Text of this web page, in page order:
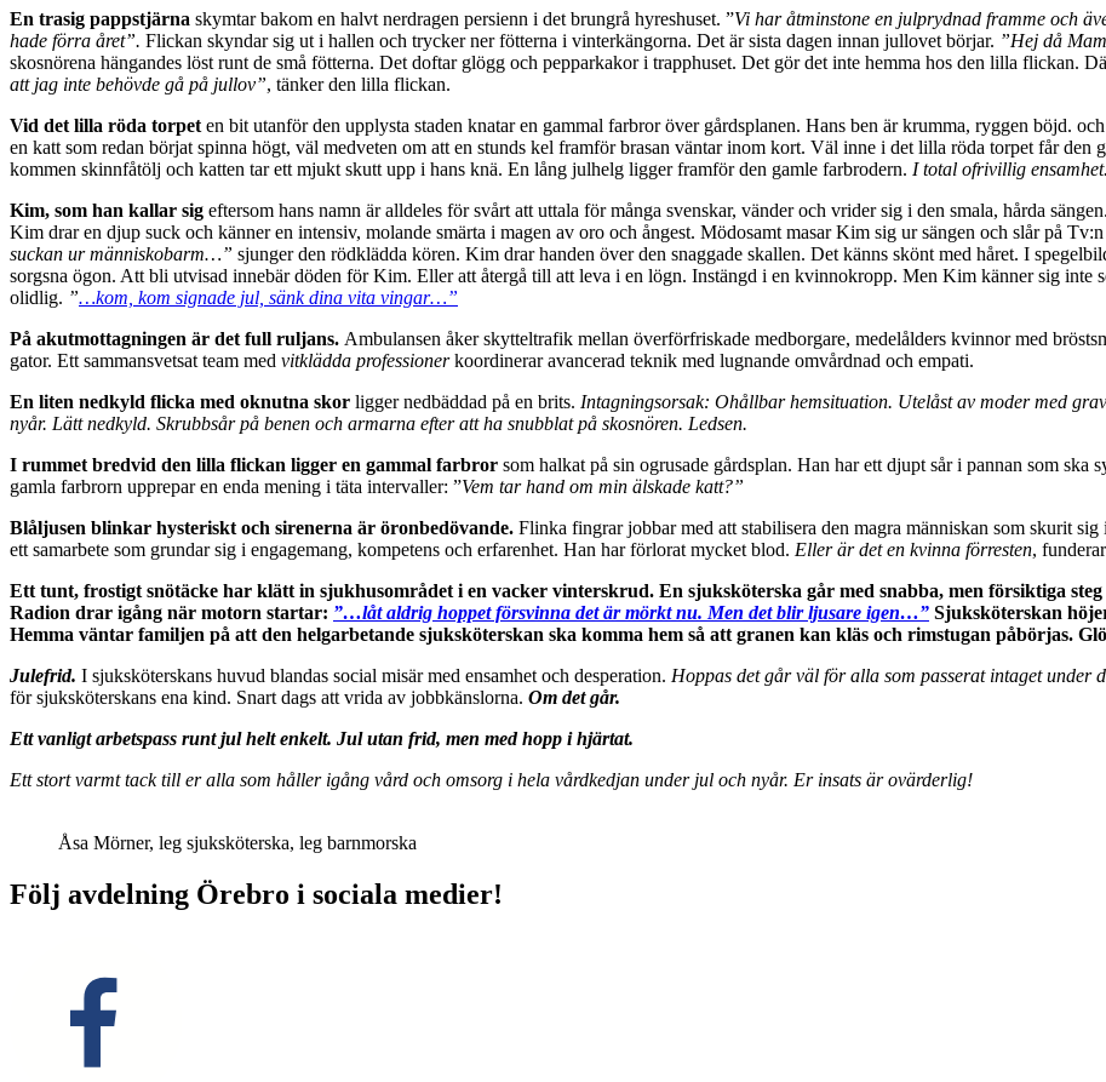
En trasig pappstjärna skymtar bakom en halvt nerdragen persienn i det brungrå hyreshuset. ”Vi har åtminstone en julprydnad framme och
hade förra året”. Flickan skyndar sig ut i hallen och trycker ner fötterna i vinterkängorna. Det är sista dagen innan jullovet börjar. ”Hej då
skosnörena hängandes löst runt de små fötterna. Det doftar glögg och pepparkakor i trapphuset. Det gör det inte hemma hos den lilla flickan.
att jag inte behövde gå på jullov”, tänker den lilla flickan.
Vid det lilla röda torpet en bit utanför den upplysta staden knatar en gammal farbror över gårdsplanen. Hans ben är krumma, ryggen böjd.
en katt som redan börjat spinna högt, väl medveten om att en stunds kel framför brasan väntar inom kort. Väl inne i det lilla röda torpet får den
kommen skinnfåtölj och katten tar ett mjukt skutt upp i hans knä. En lång julhelg ligger framför den gamle farbrodern. I total ofrivillig ensamhet.
Kim, som han kallar sig eftersom hans namn är alldeles för svårt att uttala för många svenskar, vänder och vrider sig i den smala, hårda
Kim drar en djup suck och känner en intensiv, molande smärta i magen av oro och ångest. Mödosamt masar Kim sig ur sängen och slår på
suckan ur människobarm…” sjunger den rödklädda kören. Kim drar handen över den snaggade skallen. Det känns skönt med håret. I
sorgsna ögon. Att bli utvisad innebär döden för Kim. Eller att återgå till att leva i en lögn. Instängd i en kvinnokropp. Men Kim känner sig
olidlig. ”…kom, kom signade jul, sänk dina vita vingar…”
På akutmottagningen är det full ruljans. Ambulansen åker skytteltrafik mellan överförfriskade medborgare, medelålders kvinnor med
gator. Ett sammansvetsat team med vitklädda professionerkoordinerar avancerad teknik med lugnande omvårdnad och empati.
En liten nedkyld flicka med oknutna skor ligger nedbäddad på en brits. Intagningsorsak: Ohållbar hemsituation. Utelåst av moder med
nyår. Lätt nedkyld. Skrubbsår på benen och armarna efter att ha snubblat på skosnören. Ledsen.
I rummet bredvid den lilla flickan ligger en gammal farbror som halkat på sin ogrusade gårdsplan. Han har ett djupt sår i pannan som ska
gamla farbrorn upprepar en enda mening i täta intervaller: ”Vem tar hand om min älskade katt?”
Blåljusen blinkar hysteriskt och sirenerna är öronbedövande. Flinka fingrar jobbar med att stabilisera den magra människan som skurit
ett samarbete som grundar sig i engagemang, kompetens och erfarenhet. Han har förlorat mycket blod. Eller är det en kvinna förresten,
Ett tunt, frostigt snötäcke har klätt in sjukhusområdet i en vacker vinterskrud. En sjuksköterska går med snabba, men försiktiga
Radion drar igång när motorn startar: ”…låt aldrig hoppet försvinna det är mörkt nu. Men det blir ljusare igen…” Sjuksköterskan
Hemma väntar familjen på att den helgarbetande sjuksköterskan ska komma hem så att granen kan kläs och rimstugan påbörjas.
Julefrid. I sjuksköterskans huvud blandas social misär med ensamhet och desperation. Hoppas det går väl för alla som passerat intaget under
för sjuksköterskans ena kind. Snart dags att vrida av jobbkänslorna. Om det går.
Ett vanligt arbetspass runt jul helt enkelt. Jul utan frid, men med hopp i hjärtat.
Ett stort varmt tack till er alla som håller igång vård och omsorg i hela vårdkedjan under jul och nyår. Er insats är ovärderlig!
Åsa Mörner, leg sjuksköterska, leg barnmorska
Följ avdelning Örebro i sociala medier!